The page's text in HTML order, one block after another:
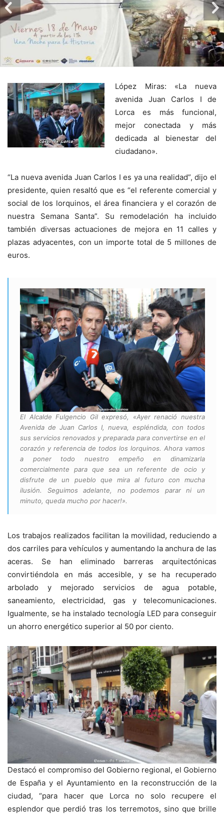
López Miras: «La nueva
avenida Juan Carlos I de
Lorca es más funcional,
mejor conectada y más
dedicada al bienestar del
ciudadano».
“La nueva avenida Juan Carlos I es ya una realidad”, dijo el
presidente, quien resaltó que es “el referente comercial y
social de los lorquinos, el área financiera y el corazón de
nuestra Semana Santa”. Su remodelación ha incluido
también diversas actuaciones de mejora en 11 calles y
plazas adyacentes, con un importe total de 5 millones de
euros.
El Alcalde Fulgencio Gil expresó, «Ayer renació nuestra
Avenida de Juan Carlos I, nueva, espléndida, con todos
sus servicios renovados y preparada para convertirse en el
corazón y referencia de todos los lorquinos. Ahora vamos
a poner todo nuestro empeño en dinamizarla
comercialmente para que sea un referente de ocio y
disfrute de un pueblo que mira al futuro con mucha
ilusión. Seguimos adelante, no podemos parar ni un
minuto, queda mucho por hacer!».
Los trabajos realizados facilitan la movilidad, reduciendo a
dos carriles para vehículos y aumentando la anchura de las
aceras. Se han eliminado barreras arquitectónicas
convirtiéndola en más accesible, y se ha recuperado
arbolado y mejorado servicios de agua potable,
saneamiento, electricidad, gas y telecomunicaciones.
Igualmente, se ha instalado tecnología LED para conseguir
un ahorro energético superior al 50 por ciento.
Destacó el compromiso del Gobierno regional, el Gobierno
de España y el Ayuntamiento en la reconstrucción de la
ciudad, “para hacer que Lorca no solo recupere el
esplendor que perdió tras los terremotos, sino que brille